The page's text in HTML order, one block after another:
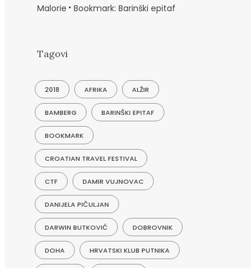
Malorie
Bookmark: Barinški epitaf
Tagovi
2018 AFRIKA ALŽIR
BAMBERG BARINŠKI EPITAF
BOOKMARK
CROATIAN TRAVEL FESTIVAL
CTF DAMIR VUJNOVAC
DANIJELA PIČULJAN
DARWIN BUTKOVIĆ DOBROVNIK
DOHA HRVATSKI KLUB PUTNIKA